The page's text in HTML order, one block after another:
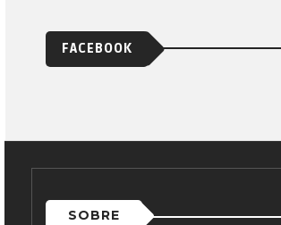
FACEBOOK
SOBRE